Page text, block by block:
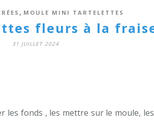
, MOULE MINI TARTELETTES
fleurs à la
31 JUILLET 2024
les fonds , les mettre sur le moule,